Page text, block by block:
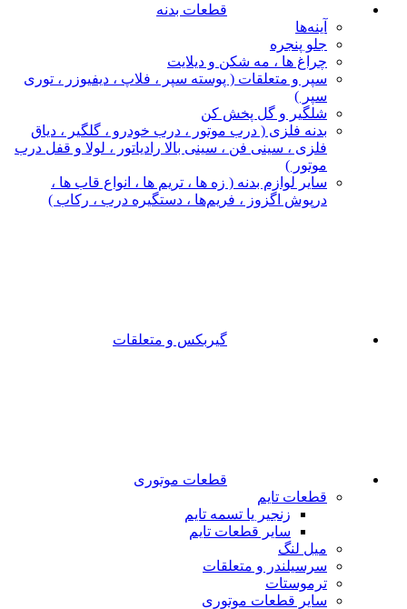
قطعات بدنه
آینه‌ها
جلو پنجره
چراغ‌ ها ، مه‌ شکن و دیلایت
سپر و متعلقات ( پوسته سپر ، فلاپ ، دیفیوزر ، توری
سپر )
شلگیر و گل‌ پخش‌ کن
بدنه فلزی ( درب موتور ، درب خودرو ، گلگیر ، دیاق
فلزی ، سینی فن ، سینی بالا رادیاتور ، لولا و قفل درب
موتور )
سایر لوازم بدنه ( زه ها ، تریم ها ، انواع قاب ها ،
درپوش اگزوز ، فریم‌ها ، دستگیره درب ، رکاب )
گیربکس و متعلقات
قطعات موتوری
قطعات تایم
زنجیر یا تسمه تایم
سایر قطعات تایم
میل لنگ
سرسیلندر و متعلقات
ترموستات
سایر قطعات موتوری